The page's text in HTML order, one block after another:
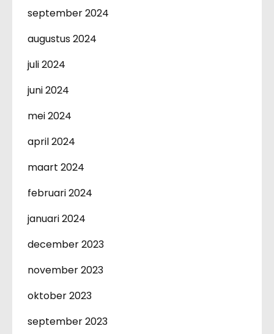
september 2024
augustus 2024
juli 2024
juni 2024
mei 2024
april 2024
maart 2024
februari 2024
januari 2024
december 2023
november 2023
oktober 2023
september 2023